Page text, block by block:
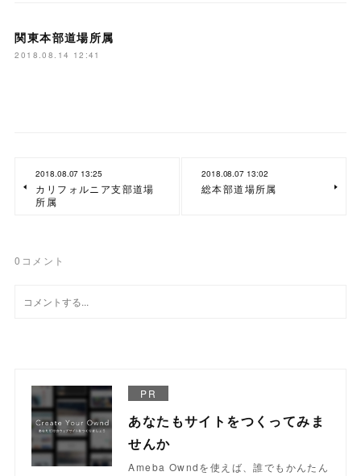
関東本部道場所属
2018.08.14 12:41
2018.08.07 13:25
カリフォルニア支部道場
所属
2018.08.07 13:02
総本部道場所属
0 コメント
PR
あなたもサイトをつくってみま
せんか
Ameba Owndを使えば、誰でもかんたん